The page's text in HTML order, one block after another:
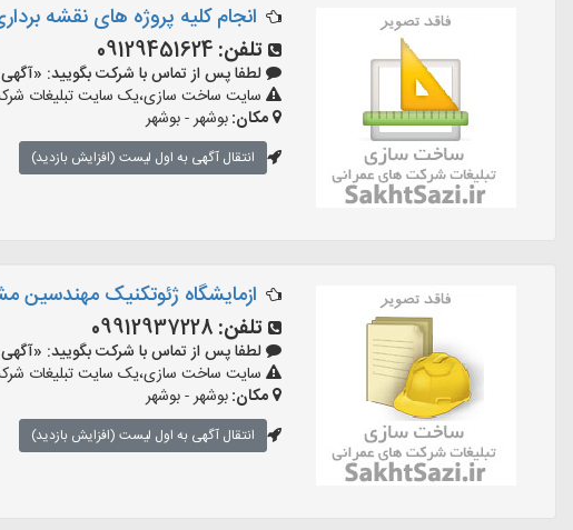
انجام کلیه پروژه های نقشه
تلفن: 09129451624
لطفا پس از تماس با شرکت بگویید: «آگهی شما
سایت ساخت سازی،یک سایت تبلیغات
مکان:بوشهر - بوشهر
انتقال آگهی به اول لیست (افزایش بازدید)
ازمایشگاه ژئوتکنیک مهندسین
تلفن: 09912937228
لطفا پس از تماس با شرکت بگویید: «آگهی شما
سایت ساخت سازی،یک سایت تبلیغات
مکان:بوشهر - بوشهر
انتقال آگهی به اول لیست (افزایش بازدید)